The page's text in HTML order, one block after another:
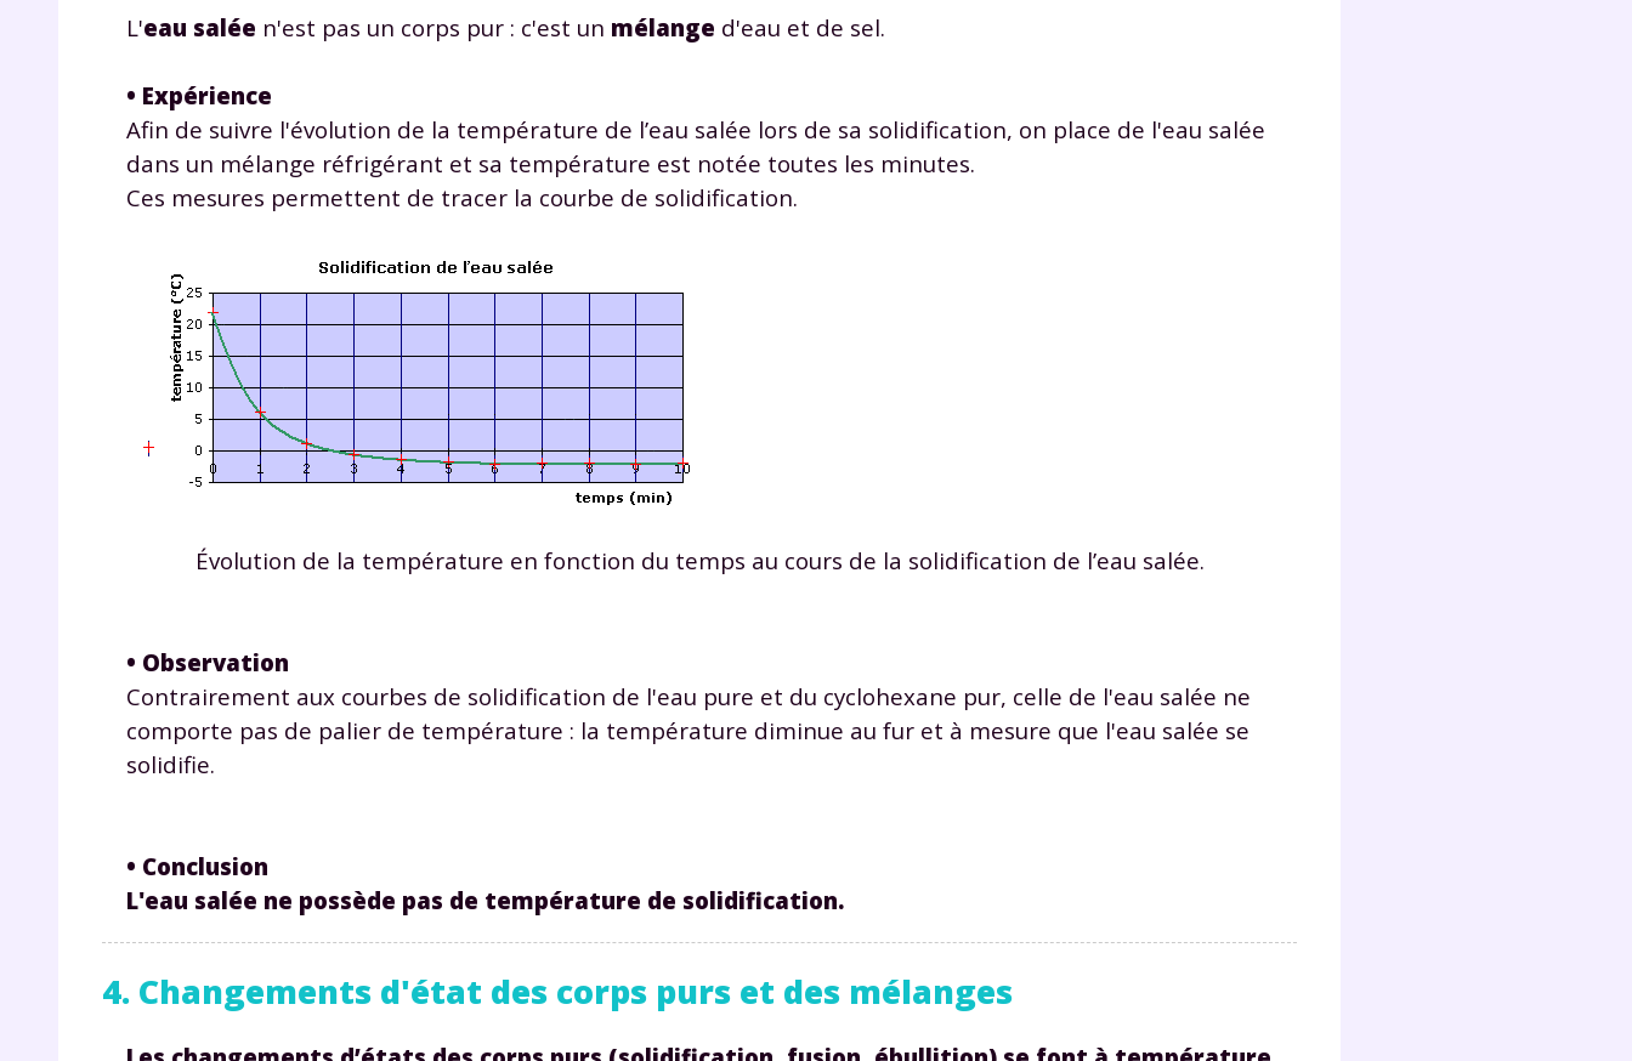
L'eau salée n'est pas un corps pur : c'est un mélange d'eau et de sel.
• Expérience
Afin de suivre l'évolution de la température de l’eau salée lors de sa solidification, on place de l'eau salée
dans un mélange réfrigérant et sa température est notée toutes les minutes.
Ces mesures permettent de tracer la courbe de solidification.
Évolution de la température en fonction du temps au cours de la solidification de l’eau salée.
• Observation
Contrairement aux courbes de solidification de l'eau pure et du cyclohexane pur, celle de l'eau salée ne
comporte pas de palier de température : la température diminue au fur et à mesure que l'eau salée se
solidifie.
• Conclusion
L'eau salée ne possède pas de température de solidification.
4. Changements d'état des corps purs et des mélanges